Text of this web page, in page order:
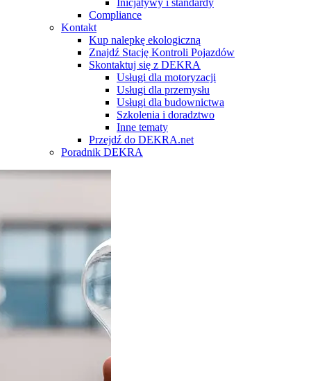
Inicjatywy i standardy
Compliance
Kontakt
Kup nalepkę ekologiczną
Znajdź Stację Kontroli Pojazdów
Skontaktuj się z DEKRA
Usługi dla motoryzacji
Usługi dla przemysłu
Usługi dla budownictwa
Szkolenia i doradztwo
Inne tematy
Przejdź do DEKRA.net
Poradnik DEKRA